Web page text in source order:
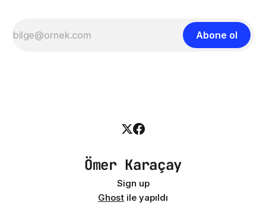
Abone ol
Ömer Karaçay
Sign up
Ghost ile yapıldı